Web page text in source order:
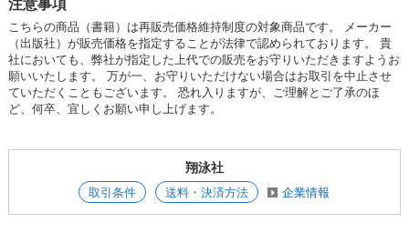
【指導者の皆様へ】
本書の各トピックの冒頭に掲載している図解画像は、翔泳社のサイトから
ダウンロードできます。指導の際には、画像をメールやチャットソフトで
共有したり、自作教材にお使いいただけるようになっています。
※使用方法についての内容をよくご確認の上、ご利用ください。
注意事項
こちらの商品（書籍）は再販売価格維持制度の対象商品です。 メーカー
（出版社）が販売価格を指定することが法律で認められております。 貴
社においても、弊社が指定した上代での販売をお守りいただきますようお
願いいたします。 万が一、お守りいただけない場合はお取引を中止させ
ていただくこともございます。 恐れ入りますが、ご理解とご了承のほ
ど、何卒、宜しくお願い申し上げます。
翔泳社
取引条件 送料・決済方法 企業情報